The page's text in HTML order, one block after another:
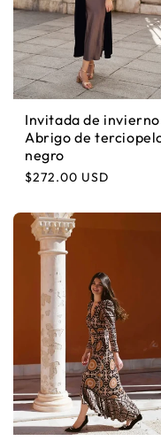
Invitada de
Abrigo de
negro
Precio habitual
$272.00 USD